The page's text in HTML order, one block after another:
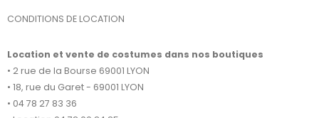
CONDITIONS DE LOCATION
Location et vente de costumes dans nos boutiques
• 2 rue de la Bourse 69001 LYON
• 18, rue du Garet - 69001 LYON
• 04 78 27 83 36